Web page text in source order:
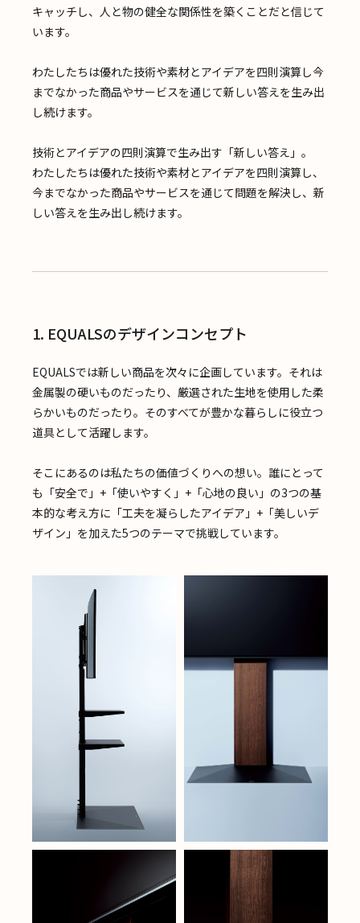
キャッチし、人と物の健全な関係性を築くことだと信じて
います。
わたしたちは優れた技術や素材とアイデアを四則演算し今
までなかった商品やサービスを通じて新しい答えを生み出
し続けます。
技術とアイデアの四則演算で生み出す「新しい答え」。
わたしたちは優れた技術や素材とアイデアを四則演算し、
今までなかった商品やサービスを通じて問題を解決し、新
しい答えを生み出し続けます。
1. EQUALSのデザインコンセプト
EQUALSでは新しい商品を次々に企画しています。それは
金属製の硬いものだったり、厳選された生地を使用した柔
らかいものだったり。そのすべてが豊かな暮らしに役立つ
道具として活躍します。
そこにあるのは私たちの価値づくりへの想い。誰にとって
も「安全で」+「使いやすく」+「心地の良い」の3つの基
本的な考え方に「工夫を凝らしたアイデア」+「美しいデ
ザイン」を加えた5つのテーマで挑戦しています。